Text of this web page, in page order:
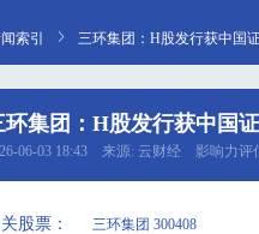
索引 三环集团：H股发行获中国
环集团：H股发行获中国
06-03 18:43 来源: 云财经 影响力评
股票： 三环集团 300408